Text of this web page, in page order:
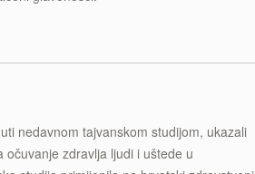
nedavnom tajvanskom studijom, ukazali
zdravlja ljudi i uštede u